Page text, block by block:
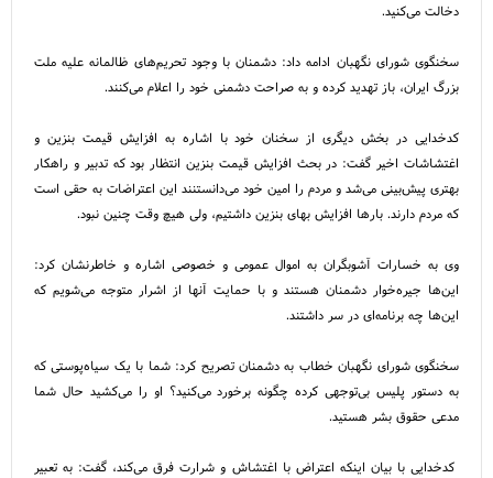
دخالت می‌کنید.
سخنگوی شورای نگهبان ادامه داد: دشمنان با وجود تحریم‌های ظالمانه علیه ملت
بزرگ ایران، باز تهدید کرده و به صراحت دشمنی خود را اعلام می‌کنند.
کدخدایی در بخش دیگری از سخنان خود با اشاره به افزایش قیمت بنزین و
اغتشاشات اخیر گفت: در بحث افزایش قیمت بنزین انتظار بود که تدبیر و راهکار
بهتری پیش‌بینی می‌شد و مردم را امین خود می‌دانستنند این اعتراضات به حقی است
که مردم دارند. بار‌ها افزایش بهای بنزین داشتیم، ولی هیچ وقت چنین نبود.
وی به خسارات آشوبگران به اموال عمومی و خصوصی اشاره و خاطرنشان کرد:
این‌ها جیره‌خوار دشمنان هستند و با حمایت آنها از اشرار متوجه می‌شویم که
این‌ها چه برنامه‌ای در سر داشتند.
سخنگوی شورای نگهبان خطاب به دشمنان تصریح کرد: شما با یک سیاه‌پوستی که
به دستور پلیس بی‌توجهی کرده چگونه برخورد می‌کنید؟ او را می‌کشید حال شما
مدعی حقوق بشر هستید.
کدخدایی با بیان اینکه اعتراض با اغتشاش و شرارت فرق می‌کند، گفت: به تعبیر